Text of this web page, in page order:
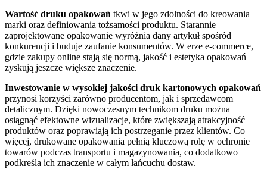
Wartość druku opakowań tkwi w jego zdolności do kreowania
marki oraz definiowania tożsamości produktu. Starannie
zaprojektowane opakowanie wyróżnia dany artykuł spośród
konkurencji i buduje zaufanie konsumentów. W erze e-commerce,
gdzie zakupy online stają się normą, jakość i estetyka opakowań
zyskują jeszcze większe znaczenie.
Inwestowanie w wysokiej jakości druk kartonowych opakowań
przynosi korzyści zarówno producentom, jak i sprzedawcom
detalicznym. Dzięki nowoczesnym technikom druku można
osiągnąć efektowne wizualizacje, które zwiększają atrakcyjność
produktów oraz poprawiają ich postrzeganie przez klientów. Co
więcej, drukowane opakowania pełnią kluczową rolę w ochronie
towarów podczas transportu i magazynowania, co dodatkowo
podkreśla ich znaczenie w całym łańcuchu dostaw.